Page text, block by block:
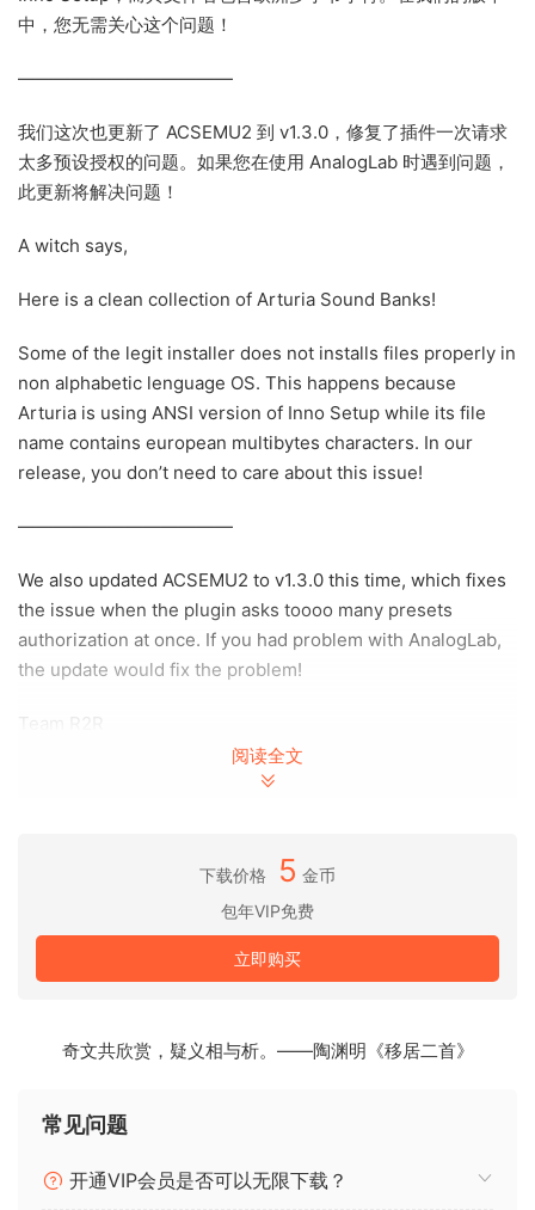
中，您无需关心这个问题！
————————————
我们这次也更新了 ACSEMU2 到 v1.3.0，修复了插件一次请求
太多预设授权的问题。如果您在使用 AnalogLab 时遇到问题，
此更新将解决问题！
A witch says,
Here is a clean collection of Arturia Sound Banks!
Some of the legit installer does not installs files properly in
non alphabetic lenguage OS. This happens because
Arturia is using ANSI version of Inno Setup while its file
name contains european multibytes characters. In our
release, you don’t need to care about this issue!
————————————
We also updated ACSEMU2 to v1.3.0 this time, which fixes
the issue when the plugin asks toooo many presets
authorization at once. If you had problem with AnalogLab,
the update would fix the problem!
Team R2R
阅读全文
下载价格 5 金币
包年VIP免费
立即购买
奇文共欣赏，疑义相与析。——陶渊明《移居二首》
常见问题
开通VIP会员是否可以无限下载？